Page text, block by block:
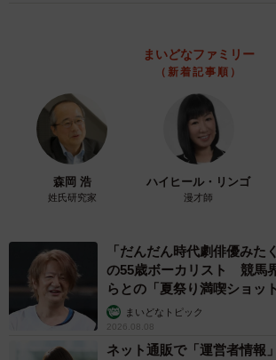
まいどなファミリー
（新着記事順）
森岡 浩
姓氏研究家
ハイヒール・リンゴ
漫才師
「だんだん時代劇俳優み
の55歳ボーカリスト 競馬
らとの「夏祭り満喫ショッ
まいどなトピック
2026.08.08
ネット通販で「運営者情報